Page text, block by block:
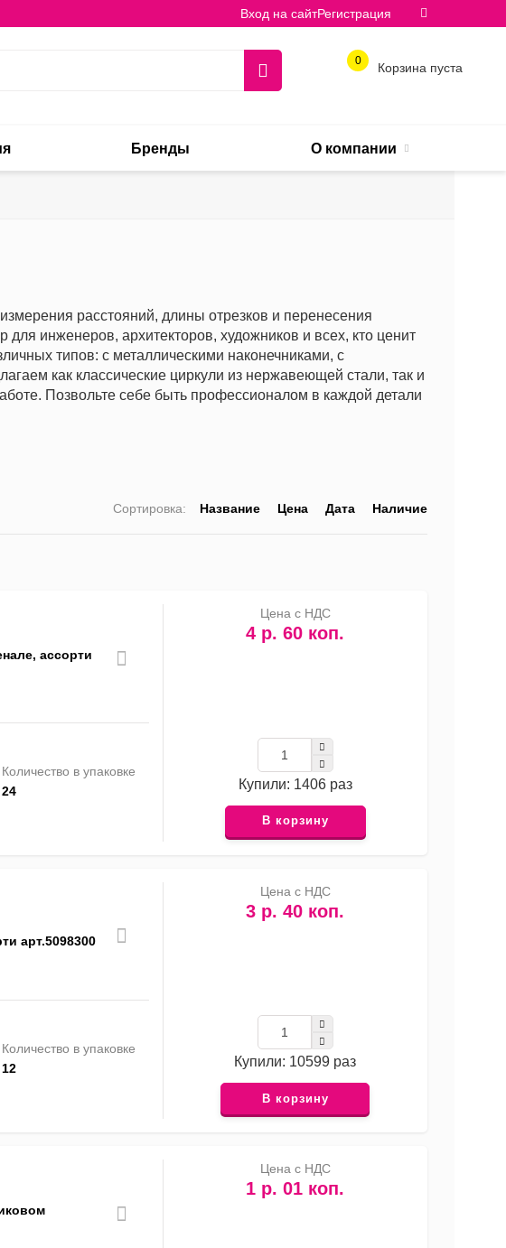
Вход на сайтРегистрация
0 Корзина пуста
Бренды О компании
расстояний, длины отрезков и перенесения
инженеров, архитекторов, художников и всех, кто ценит
типов: с металлическими наконечниками, с
как классические циркули из нержавеющей стали, так и
Позвольте себе быть профессионалом в каждой детали
Сортировка: Название Цена Дата Наличие
ассорти
Количество в упаковке
24
Цена с НДС
4 р. 60 коп.
Купили: 1406 раз
В корзину
арт.5098300
Количество в упаковке
12
Цена с НДС
3 р. 40 коп.
Купили: 10599 раз
В корзину
Цена с НДС
1 р. 01 коп.